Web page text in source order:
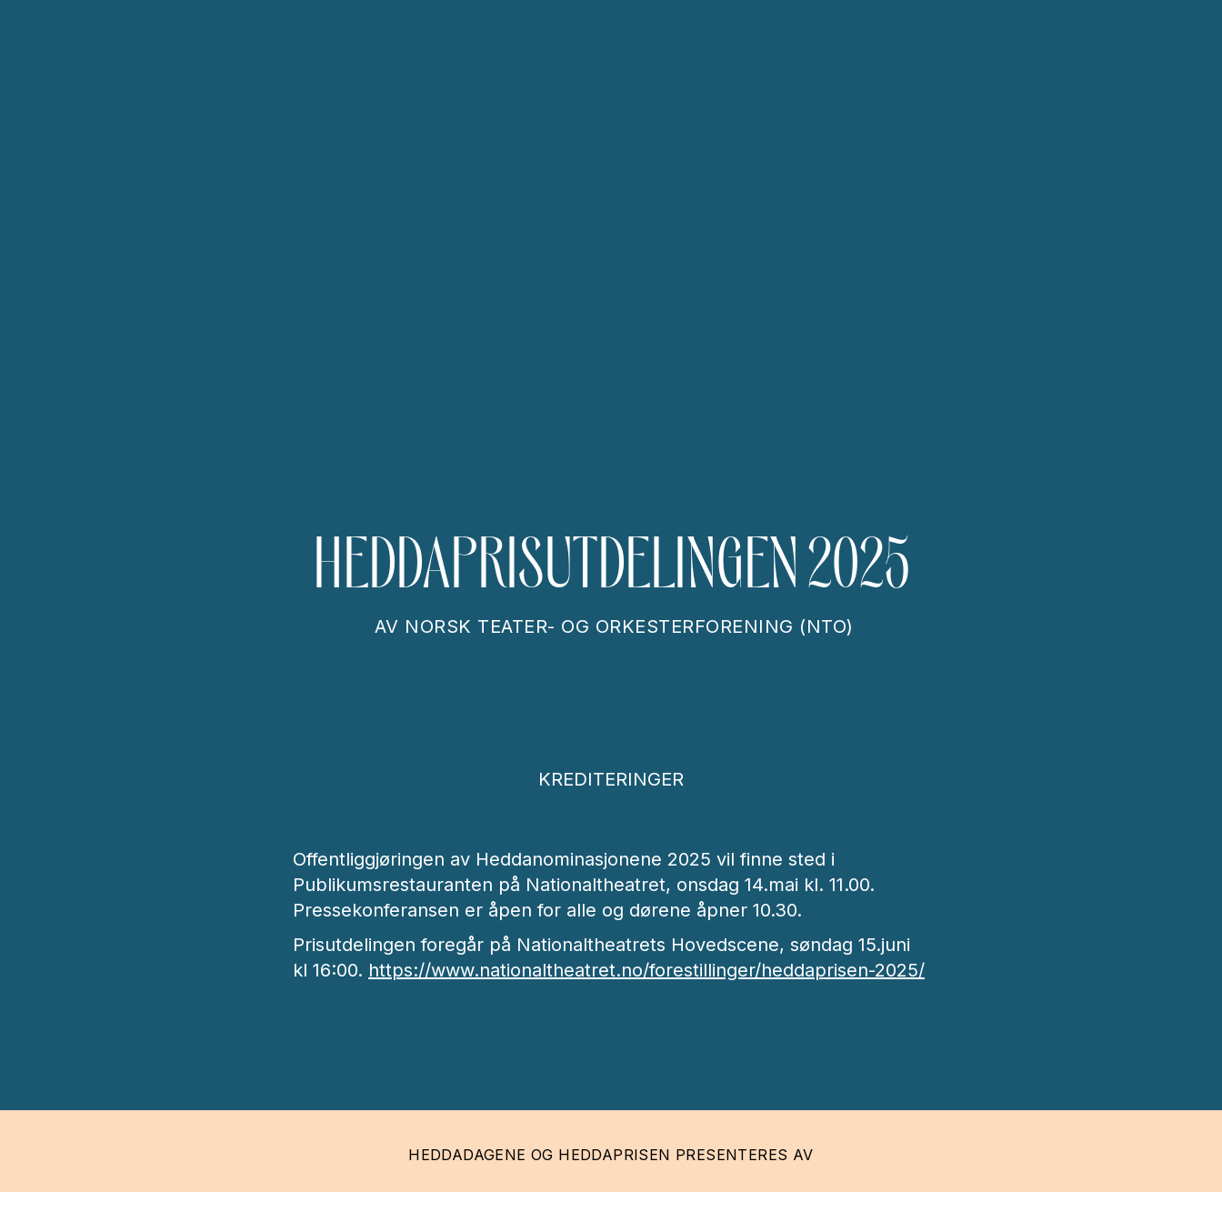
HEDDAPRISUTDELINGEN 2025
AV NORSK TEATER- OG ORKESTERFORENING (NTO)
KREDITERINGER
Offentliggjøringen av Heddanominasjonene 2025 vil finne sted i
Publikumsrestauranten på Nationaltheatret, onsdag 14.mai kl. 11.00.
Pressekonferansen er åpen for alle og dørene åpner 10.30.
Prisutdelingen foregår på Nationaltheatrets Hovedscene, søndag 15.juni
kl 16:00. https://www.nationaltheatret.no/forestillinger/heddaprisen-2025/
HEDDADAGENE OG HEDDAPRISEN PRESENTERES AV